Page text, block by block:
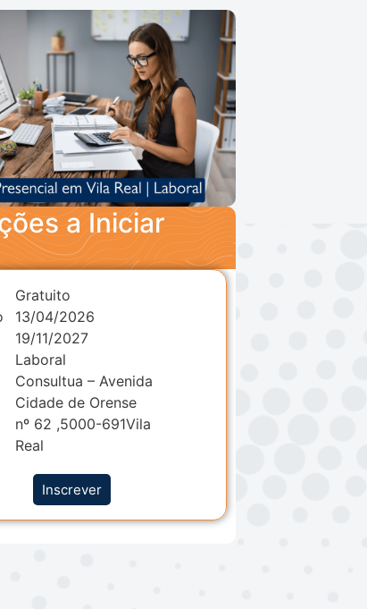
a Iniciar
Gratuito
13/04/2026
19/11/2027
Laboral
Consultua – Avenida
Cidade de Orense
nº 62 ,5000-691Vila
Real
Inscrever